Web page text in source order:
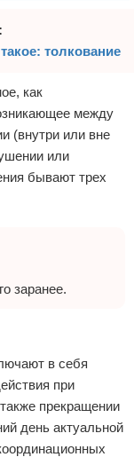
толкование
как
между
(внутри или вне
или
бывают трех
заранее.
в себя
при
прекращении
день актуальной